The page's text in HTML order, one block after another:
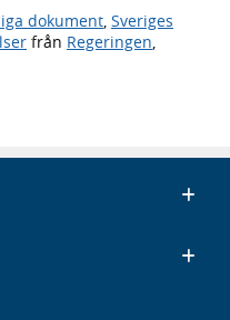
dokument Sveriges
från Regeringen